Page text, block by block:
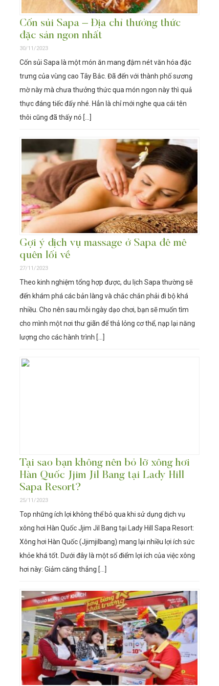
Cốn sủi Sapa – Địa chỉ thưởng thức
đặc sản ngon nhất
30/11/2023
Cốn sủi Sapa là một món ăn mang đậm nét văn hóa đặc
trưng của vùng cao Tây Bắc. Đã đến với thành phố sương
mờ này mà chưa thưởng thức qua món ngon này thì quả
thực đáng tiếc đấy nhé. Hẳn là chỉ mới nghe qua cái tên
thôi cũng đã thấy nó […]
Gợi ý dịch vụ massage ở Sapa đê mê
quên lối về
27/11/2023
Theo kinh nghiệm tổng hợp được, du lịch Sapa thường sẽ
đến khám phá các bản làng và chắc chắn phải đi bộ khá
nhiều. Cho nên sau mỗi ngày dạo chơi, bạn sẽ muốn tìm
cho mình một nơi thư giãn để thả lỏng cơ thể, nạp lại năng
lượng cho các hành trình […]
Tại sao bạn không nên bỏ lỡ xông hơi
Hàn Quốc Jjim Jil Bang tại Lady Hill
Sapa Resort?
25/11/2023
Top những ích lợi không thể bỏ qua khi sử dụng dịch vụ
xông hơi Hàn Quốc Jjim Jil Bang tại Lady Hill Sapa Resort:
Xông hơi Hàn Quốc (Jjimjilbang) mang lại nhiều lợi ích sức
khỏe khá tốt. Dưới đây là một số điểm lợi ích của việc xông
hơi này: Giảm căng thẳng […]